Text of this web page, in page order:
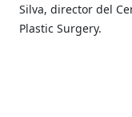
Silva, director del
Plastic Surgery.